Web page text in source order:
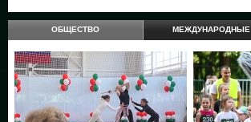
ОБЩЕСТВО МЕЖДУНАРОДНЫЕ